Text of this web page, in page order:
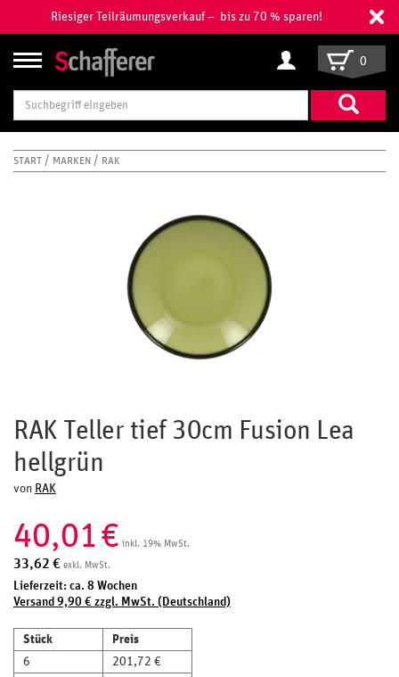
Riesiger Teilräumungsverkauf – bis zu 70 % sparen!
Suchbegriff
eingeben
0
START MARKEN RAK
RAK Teller tief 30cm Fusion Lea
hellgrün
von RAK
40,01€ inkl. 19% MwSt.
33,62 € exkl. MwSt.
Lieferzeit: ca. 8 Wochen
Versand 9,90 € zzgl. MwSt. (Deutschland)
Stück
Preis
6
201,72 €